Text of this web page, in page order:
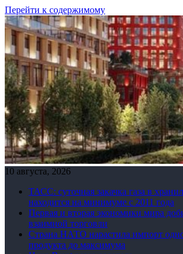
Перейти к содержимому
10 августа, 2026
ТАСС: суточная закачка газа в
находится на минимуме с 2011 года
Первая и вторая экономики мира
взаимной торговли
Страна НАТО нарастила импорт
продукта до максимума